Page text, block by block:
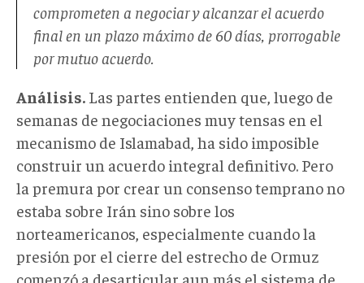
comprometen a negociar y alcanzar el acuerdo
final en un plazo máximo de 60 días, prorrogable
por mutuo acuerdo.
Análisis. Las partes entienden que, luego de
semanas de negociaciones muy tensas en el
mecanismo de Islamabad, ha sido imposible
construir un acuerdo integral definitivo. Pero
la premura por crear un consenso temprano no
estaba sobre Irán sino sobre los
norteamericanos, especialmente cuando la
presión por el cierre del estrecho de Ormuz
comenzó a desarticular aun más el sistema de